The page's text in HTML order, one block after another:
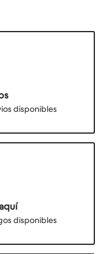
disponibles
disponibles